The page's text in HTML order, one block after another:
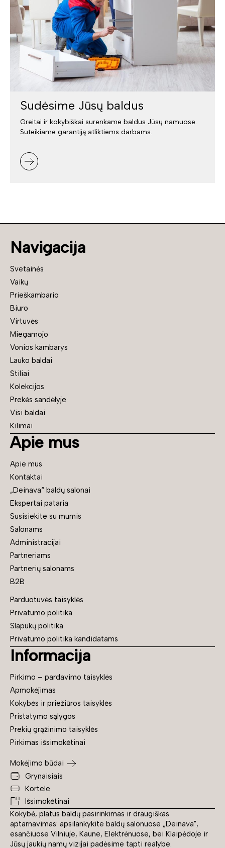
Sudėsime Jūsų baldus
Greitai ir kokybiškai surenkame baldus Jūsų namuose.
Suteikiame garantiją atliktiems darbams.
Kokybė, platus baldų pasirinkimas ir draugiškas
aptarnavimas: apsilankykite baldų salonuose „Deinava",
esančiuose Vilniuje, Kaune, Elektrėnuose, bei Klaipėdoje ir
Jūsų jaukių namų vizijai padėsime tapti realybe.
Navigacija
Svetainės
Vaikų
Prieškambario
Biuro
Virtuvės
Miegamojo
Vonios kambarys
Lauko baldai
Stiliai
Kolekcijos
Prekės sandėlyje
Visi baldai
Kilimai
Apie mus
Apie mus
Kontaktai
„Deinava“ baldų salonai
Ekspertai pataria
Susisiekite su mumis
Salonams
Administracijai
Partneriams
Partnerių salonams
B2B
Parduotuvės taisyklės
Privatumo politika
Slapukų politika
Privatumo politika kandidatams
Informacija
Pirkimo – pardavimo taisyklės
Apmokėjimas
Kokybės ir priežiūros taisyklės
Pristatymo sąlygos
Prekių grąžinimo taisyklės
Pirkimas išsimokėtinai
Mokėjimo būdai
Grynaisiais
Kortele
Išsimokėtinai